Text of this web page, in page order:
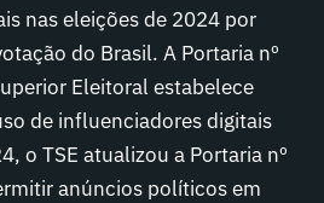
nas eleições de 2024 por
do Brasil. A Portaria nº
Eleitoral estabelece
de influenciadores digitais
o TSE atualizou a Portaria nº
anúncios políticos em